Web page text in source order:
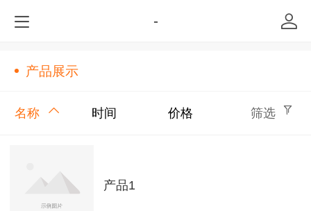
-
产品展示
名称 时间 价格 筛选
产品1